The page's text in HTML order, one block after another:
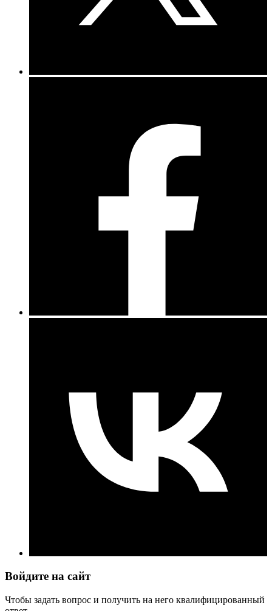
Войдите на сайт
Чтобы задать вопрос и получить на него квалифицированный